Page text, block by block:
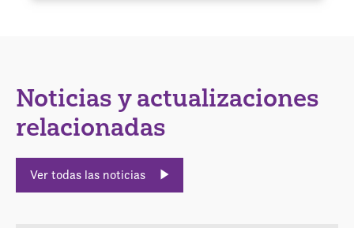
Noticias y actualizaciones
relacionadas
Ver todas las noticias